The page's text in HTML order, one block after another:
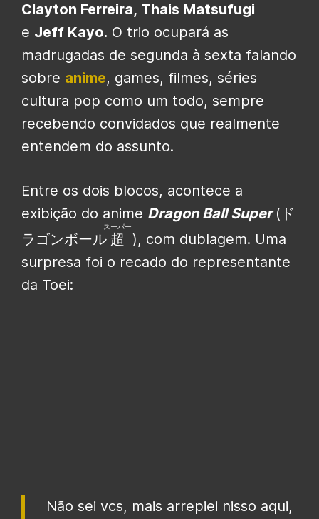
Clayton Ferreira, Thais Matsufugi
e Jeff Kayo. O trio ocupará as
madrugadas de segunda à sexta falando
sobre anime, games, filmes, séries
cultura pop como um todo, sempre
recebendo convidados que realmente
entendem do assunto.
Entre os dois blocos, acontece a
exibição do anime Dragon Ball Super( ド
ラゴンボール 超
スーパー
), com dublagem. Uma
surpresa foi o recado do representante
da Toei:
Não sei vcs, mais arrepiei nisso aqui,